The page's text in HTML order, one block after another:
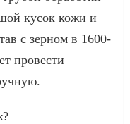
кусок кожи и
с зерном в 1600-
провести